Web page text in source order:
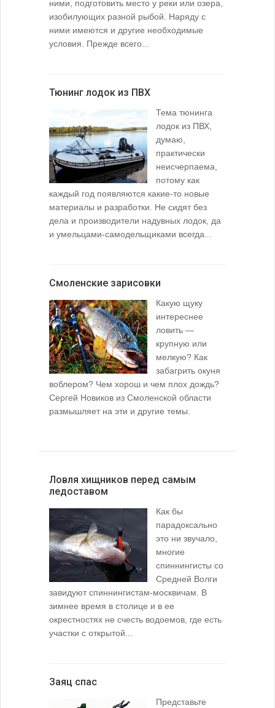
ними, подготовить место у реки или озера,
изобилующих разной рыбой. Наряду с
ними имеются и другие необходимые
условия. Прежде всего...
Тюнинг лодок из ПВХ
Тема тюнинга
лодок из ПВХ,
думаю,
практически
неисчерпаема,
потому как
каждый год появляются какие-то новые
материалы и разработки. Не сидят без
дела и производители надувных лодок, да
и умельцами-самодельщиками всегда...
Смоленские зарисовки
Какую щуку
интереснее
ловить —
крупную или
мелкую? Как
забагрить окуня
воблером? Чем хорош и чем плох дождь?
Сергей Новиков из Смоленской области
размышляет на эти и другие темы.
Ловля хищников перед самым
ледоставом
Как бы
парадоксально
это ни звучало,
многие
спиннингисты со
Средней Волги
завидуют спиннингистам-москвичам. В
зимнее время в столице и в ее
окрестностях не счесть водоемов, где есть
участки с открытой...
Заяц спас
Представьте